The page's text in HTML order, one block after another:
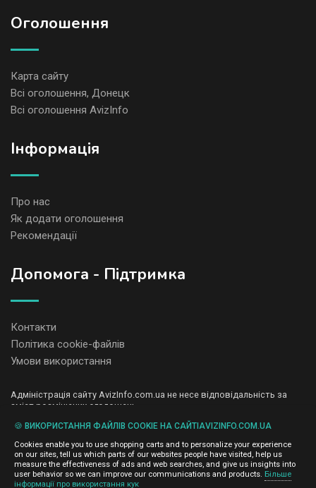
Оголошення
Карта сайту
Всі оголошення, Донецк
Всі оголошення AvizInfo
Iнформація
Про нас
Як додати оголошення
Рекомендації
Допомога - Підтримка
Контакти
Політика cookie-файлів
Умови використання
Адміністрація сайту AvizInfo.com.ua не несе відповідальність за
зміст розміщених оголошень.
і не продаємо особисту інформацію зареєстрованих користувачів
AvizInfo.com.ua третім особам. Ми не відповідаємо за правила
конфіденційності сайтів на які посилається AvizInfo.com.ua. На
деяких сторінках нашого сайту представлена реклама Google
Adsense Advertising Network. Щоб дізнатися детальніше про
правила конфіденційності Google
🍪 ВИКОРИСТАННЯ ФАЙЛІВ COOKIE НА САЙТІAVIZINFO.COM.UA
Cookies enable you to use shopping carts and to personalize your experience
on our sites, tell us which parts of our websites people have visited, help us
measure the effectiveness of ads and web searches, and give us insights into
user behavior so we can improve our communications and products. Більше
інформації про використання кук